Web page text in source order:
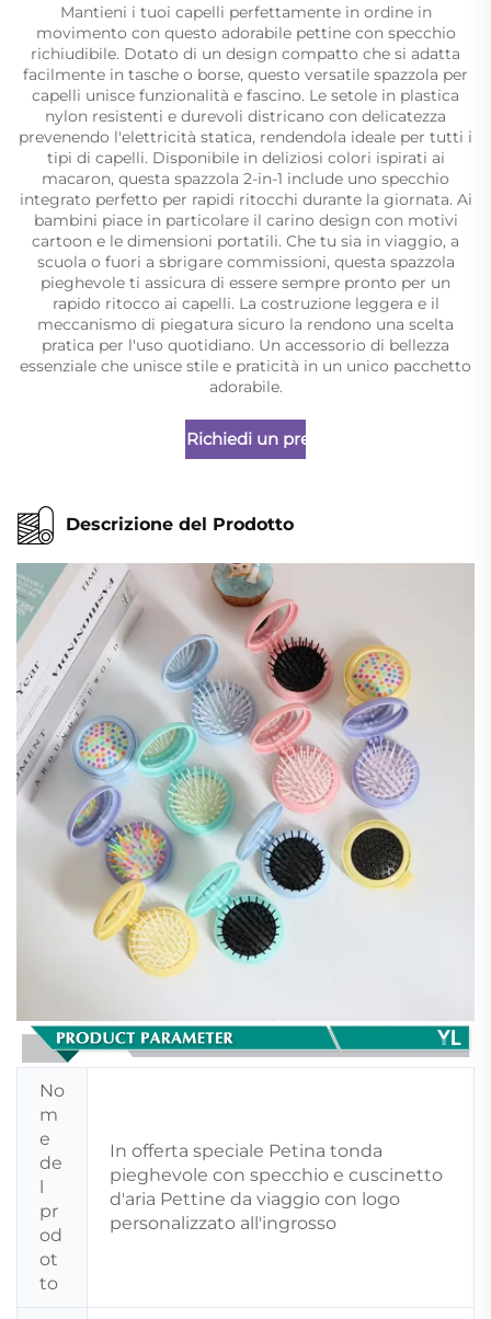
Mantieni i tuoi capelli perfettamente in ordine in
movimento con questo adorabile pettine con specchio
richiudibile. Dotato di un design compatto che si adatta
facilmente in tasche o borse, questo versatile spazzola per
capelli unisce funzionalità e fascino. Le setole in plastica
nylon resistenti e durevoli districano con delicatezza
prevenendo l'elettricità statica, rendendola ideale per tutti i
tipi di capelli. Disponibile in deliziosi colori ispirati ai
macaron, questa spazzola 2-in-1 include uno specchio
integrato perfetto per rapidi ritocchi durante la giornata. Ai
bambini piace in particolare il carino design con motivi
cartoon e le dimensioni portatili. Che tu sia in viaggio, a
scuola o fuori a sbrigare commissioni, questa spazzola
pieghevole ti assicura di essere sempre pronto per un
rapido ritocco ai capelli. La costruzione leggera e il
meccanismo di piegatura sicuro la rendono una scelta
pratica per l'uso quotidiano. Un accessorio di bellezza
essenziale che unisce stile e praticità in un unico pacchetto
adorabile.
Richiedi un preventivo
Descrizione del Prodotto
No
m
e
de
pr
od
ot
to
In offerta speciale Petina tonda
pieghevole con specchio e cuscinetto
d'aria Pettine da viaggio con logo
personalizzato all'ingrosso